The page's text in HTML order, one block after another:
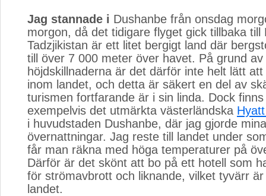
Jag stannade i Dushanbe från onsdag
morgon, då det tidigare flyget gick tillbaka till
Tadzjikistan är ett litet bergigt land där
till över 7 000 meter över havet. På grund av
höjdskillnaderna är det därför inte helt lätt
inom landet, och detta är säkert en del av
turismen fortfarande är i sin linda. Dock
exempelvis det utmärkta västerländska
i huvudstaden Dushanbe, där jag gjorde mina
övernattningar. Jag reste till landet under
får man räkna med höga temperaturer på
Därför är det skönt att bo på ett hotell som
för strömavbrott och liknande, vilket tyvärr
landet.